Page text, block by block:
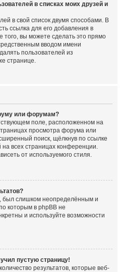
в списках моих друзей и
в свой список двумя способами. В
ссылка для его добавления в
того, вы можете сделать это прямо
вводом имени
пользователей из
странице.
или форумам?
поле, расположенном на
просмотра форума или
поиск, щёлкнув по ссылке
всех страницах конференции.
от используемого стиля.
был слишком неопределённым и
которым в phpBB не
и используйте возможности
пустую страницу!
результатов, которые веб-